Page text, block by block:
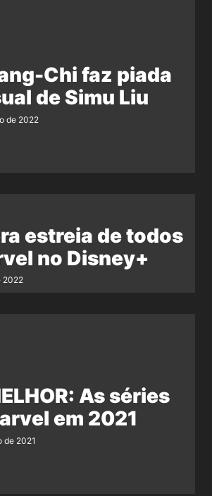
Chi faz piada
de Simu Liu
de 2022
estreia de todos
no Disney+
2022
As séries
em 2021
de 2021